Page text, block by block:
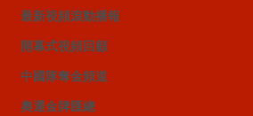
最新視頻滾動播報
開幕式視頻回顧
中國隊奪金頻道
奧運金牌匯總